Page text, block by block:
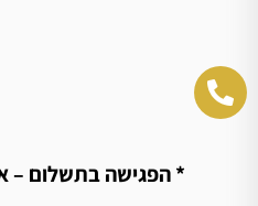
* הפגישה בתשלום –